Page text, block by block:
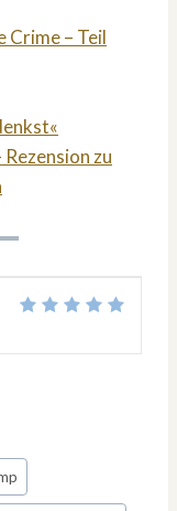
Crime – Teil
zu